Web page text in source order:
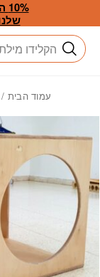
Skip to Content
חיפוש
עמוד הבית /